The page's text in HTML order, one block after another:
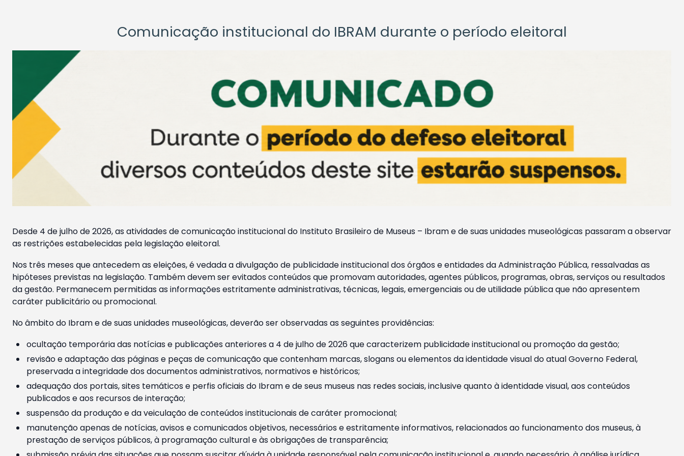
Comunicação institucional do IBRAM durante o período eleitoral
Desde 4 de julho de 2026, as atividades de comunicação institucional do Instituto Brasileiro de Museus – Ibram e de suas unidades museológicas passaram a observar
as restrições estabelecidas pela legislação eleitoral.
Nos três meses que antecedem as eleições, é vedada a divulgação de publicidade institucional dos órgãos e entidades da Administração Pública, ressalvadas as
hipóteses previstas na legislação. Também devem ser evitados conteúdos que promovam autoridades, agentes públicos, programas, obras, serviços ou resultados
da gestão. Permanecem permitidas as informações estritamente administrativas, técnicas, legais, emergenciais ou de utilidade pública que não apresentem
caráter publicitário ou promocional.
No âmbito do Ibram e de suas unidades museológicas, deverão ser observadas as seguintes providências:
ocultação temporária das notícias e publicações anteriores a 4 de julho de 2026 que caracterizem publicidade institucional ou promoção da gestão;
revisão e adaptação das páginas e peças de comunicação que contenham marcas, slogans ou elementos da identidade visual do atual Governo Federal,
preservada a integridade dos documentos administrativos, normativos e históricos;
adequação dos portais, sites temáticos e perfis oficiais do Ibram e de seus museus nas redes sociais, inclusive quanto à identidade visual, aos conteúdos
publicados e aos recursos de interação;
suspensão da produção e da veiculação de conteúdos institucionais de caráter promocional;
manutenção apenas de notícias, avisos e comunicados objetivos, necessários e estritamente informativos, relacionados ao funcionamento dos museus, à
prestação de serviços públicos, à programação cultural e às obrigações de transparência;